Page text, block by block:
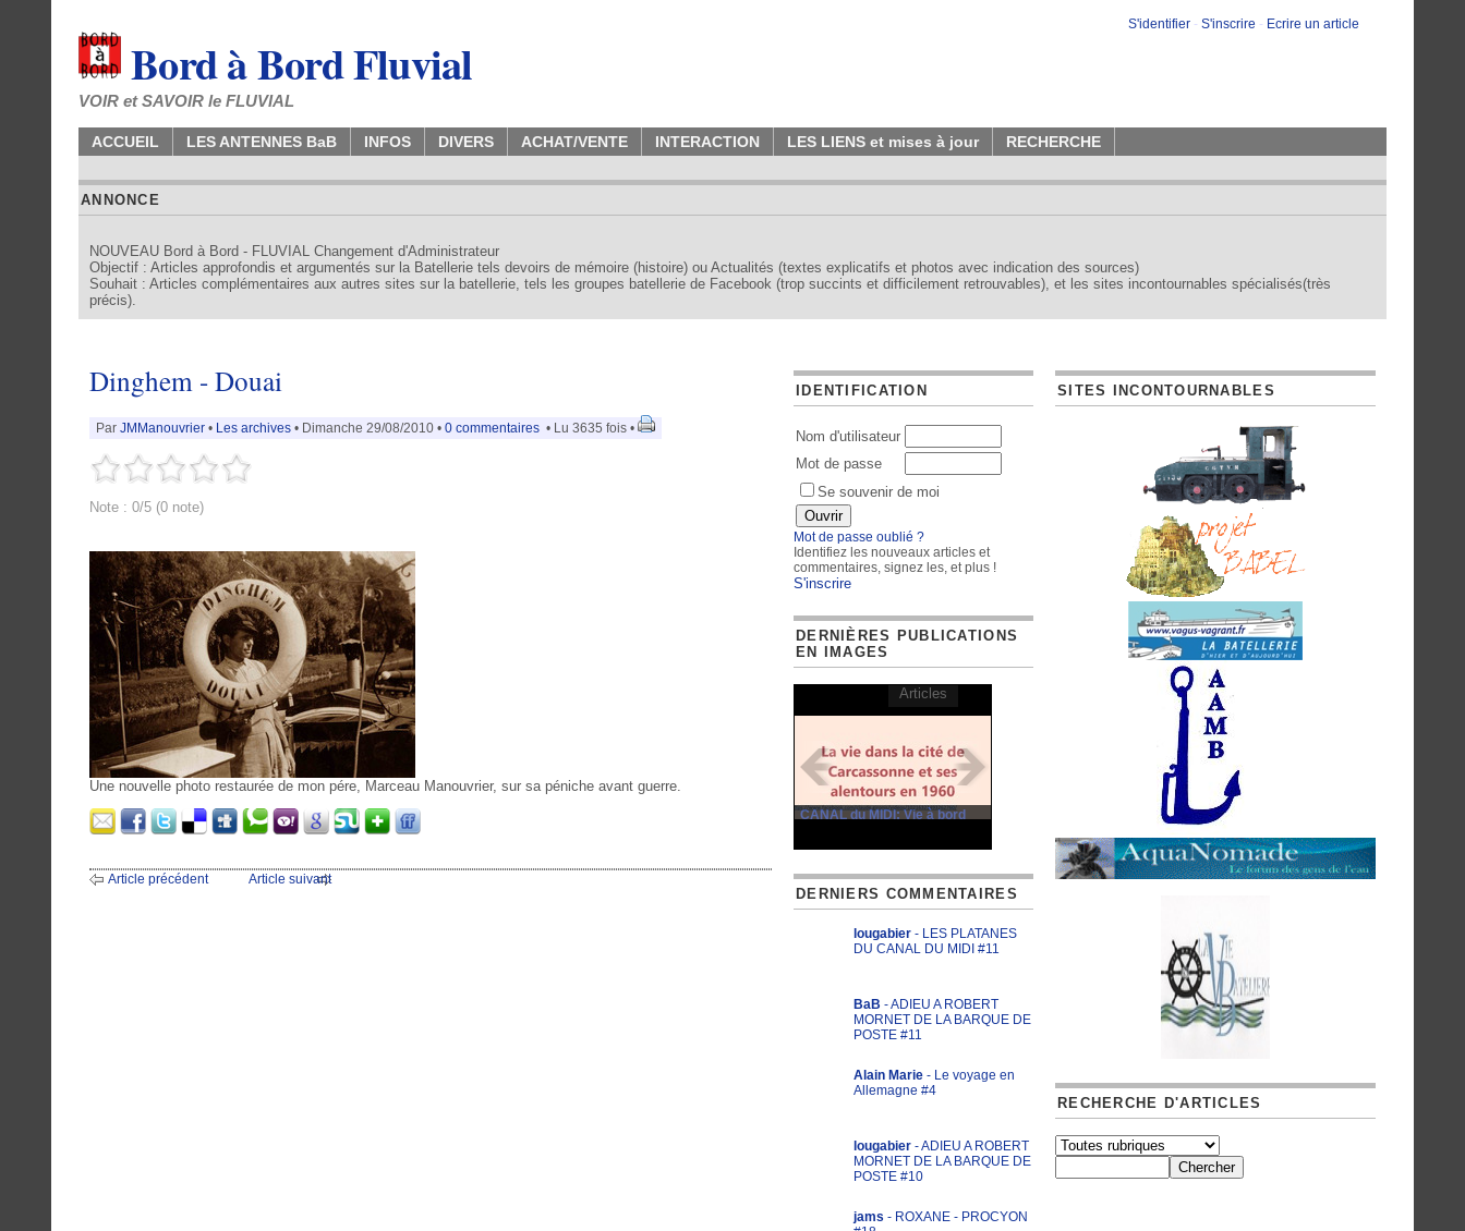
S'identifier - S'inscrire - Ecrire un article
Bord à Bord Fluvial
VOIR et SAVOIR le FLUVIAL
ACCUEIL LES ANTENNES BaB INFOS DIVERS ACHAT/VENTE INTERACTION LES LIENS et mises à jour RECHERCHE
ANNONCE
NOUVEAU Bord à Bord - FLUVIAL Changement d'Administrateur
Objectif : Articles approfondis et argumentés sur la Batellerie tels devoirs de mémoire (histoire) ou Actualités (textes explicatifs et photos avec indication des sources)
Souhait : Articles complémentaires aux autres sites sur la batellerie, tels les groupes batellerie de Facebook (trop succints et difficilement retrouvables), et les sites incontournables spécialisés(très
précis).
Dinghem - Douai
Par JMManouvrier • Les archives • Dimanche 29/08/2010 • 0 commentaires • Lu 3635 fois •
Note : 0/5 (0 note)
Une nouvelle photo restaurée de mon pére, Marceau Manouvrier, sur sa péniche avant guerre.
Article précédent Article suivant
IDENTIFICATION
Nom d'utilisateur
Mot de passe
Se souvenir de moi
Mot de passe oublié ?
Identifiez les nouveaux articles et
commentaires, signez les, et plus !
S'inscrire
DERNIÈRES PUBLICATIONS
EN IMAGES
CANAL du MIDI: Vie à bord
Articles
DERNIERS COMMENTAIRES
lougabier - LES PLATANES
DU CANAL DU MIDI #11
BaB - ADIEU A ROBERT
MORNET DE LA BARQUE DE
POSTE #11
Alain Marie - Le voyage en
Allemagne #4
lougabier - ADIEU A ROBERT
MORNET DE LA BARQUE DE
POSTE #10
jams - ROXANE - PROCYON
SITES INCONTOURNABLES
RECHERCHE D'ARTICLES